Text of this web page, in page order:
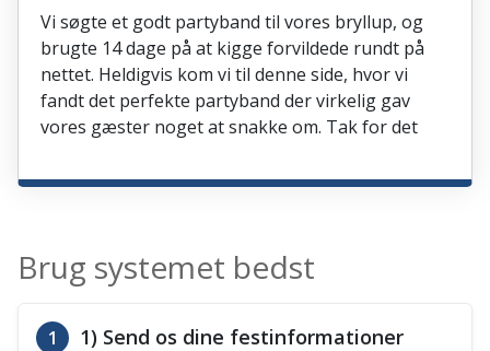
Vi søgte et godt partyband til vores bryllup, og
brugte 14 dage på at kigge forvildede rundt på
nettet. Heldigvis kom vi til denne side, hvor vi
fandt det perfekte partyband der virkelig gav
vores gæster noget at snakke om. Tak for det
Brug systemet bedst
1 1) Send os dine festinformationer